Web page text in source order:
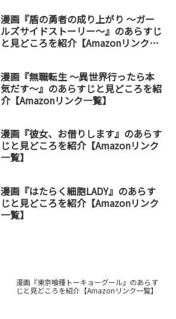
漫画『盾の勇者の成り上がり ～ガー
ルズサイドストーリー～』のあらすじ
と見どころを紹介【Amazonリンク一
漫画『無職転生 ～異世界行ったら本
気だす～』のあらすじと見どころを紹
介【Amazonリンク一覧】
漫画『彼女、お借りします』のあらす
じと見どころを紹介【Amazonリンク
一覧】
漫画『はたらく細胞LADY』のあらす
じと見どころを紹介【Amazonリンク
一覧】
漫画『東京喰種トーキョーグール』のあらす
じと見どころを紹介【Amazonリンク一覧】